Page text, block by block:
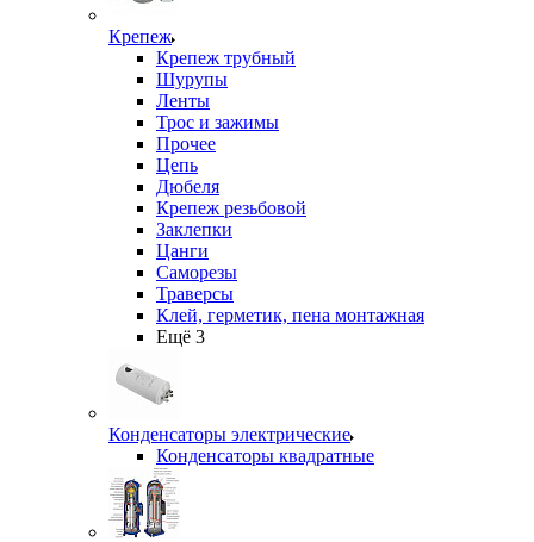
Крепеж
Крепеж трубный
Шурупы
Ленты
Трос и зажимы
Прочее
Цепь
Дюбеля
Крепеж резьбовой
Заклепки
Цанги
Саморезы
Траверсы
Клей, герметик, пена монтажная
Ещё 3
Конденсаторы электрические
Конденсаторы квадратные